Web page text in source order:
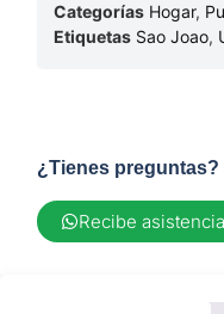
Categorías Hogar,
Etiquetas Sao Joao,
¿Tienes preguntas?
Recibe